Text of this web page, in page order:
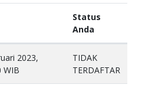
Status
Anda
2023,
WIB
TIDAK
TERDAFTAR